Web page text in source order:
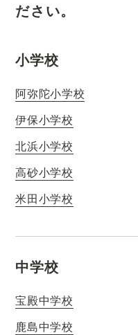
ださい。
小学校
阿弥陀小学校
伊保小学校
北浜小学校
高砂小学校
米田小学校
中学校
宝殿中学校
鹿島中学校